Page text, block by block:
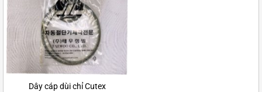
Dây cáp dùi chỉ Cutex